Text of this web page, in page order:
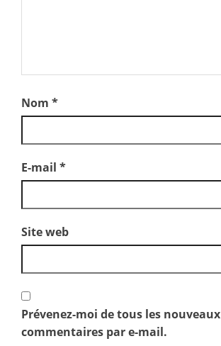
Nom *
E-mail *
Site web
Prévenez-moi de tous les nouveaux
commentaires par e-mail.